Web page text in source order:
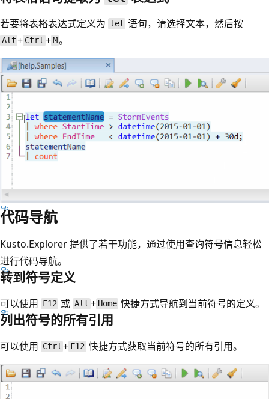
若要将表格表达式定义为 let 语句，请选择文本，然后按
Alt + Ctrl +M。
代码导航
Kusto.Explorer 提供了若干功能，通过使用查询符号信息轻松
进行代码导航。
转到符号定义
可以使用 F12 或Alt + Home 快捷方式导航到当前符号的定义。
列出符号的所有引用
可以使用 Ctrl + F12快捷方式获取当前符号的所有引用。